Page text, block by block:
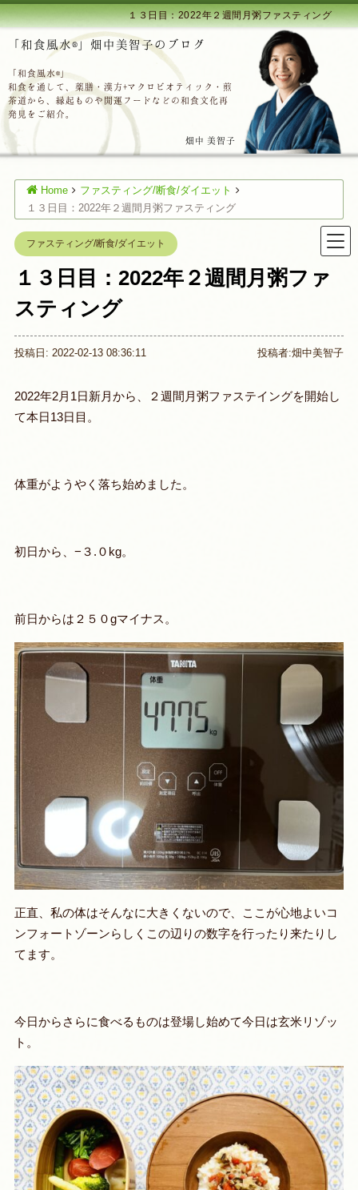
１３日目：2022年２週間月粥ファスティング
「和食風水®」畑中美智子のブログ
「和食風水®」
和食を通して、薬膳・漢方+マクロビオティック・煎
茶道から、縁起ものや開運フードなどの和食文化再
発見をご紹介。
畑中 美智子
Home
ファスティング/断食/ダイエット
１３日目：2022年２週間月粥ファスティング
ファスティング/断食/ダイエット
１３日目：2022年２週間月粥ファ
スティング
投稿日: 2022-02-13 08:36:11 投稿者:畑中美智子
2022年2月1日新月から、２週間月粥ファステイングを開始し
て本日13日目。
体重がようやく落ち始めました。
初日から、−３.０kg。
前日からは２５０gマイナス。
正直、私の体はそんなに大きくないので、ここが心地よいコ
ンフォートゾーンらしくこの辺りの数字を行ったり来たりし
てます。
今日からさらに食べるものは登場し始めて今日は玄米リゾッ
ト。